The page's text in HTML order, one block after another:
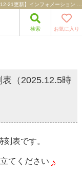
検索 お気に入り
（2025.12.5時
表です。
てください